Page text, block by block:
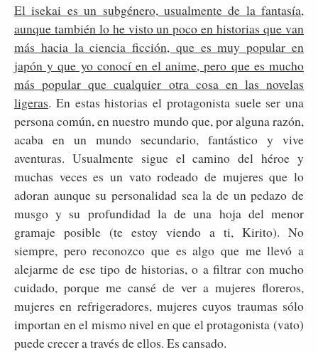
El isekai es un subgénero, usualmente de la fantasía,
aunque también lo he visto un poco en historias que van
más hacia la ciencia ficción, que es muy popular en
japón y que yo conocí en el anime, pero que es mucho
más popular que cualquier otra cosa en las novelas
ligeras. En estas historias el protagonista suele ser una
persona común, en nuestro mundo que, por alguna razón,
acaba en un mundo secundario, fantástico y vive
aventuras. Usualmente sigue el camino del héroe y
muchas veces es un vato rodeado de mujeres que lo
adoran aunque su personalidad sea la de un pedazo de
musgo y su profundidad la de una hoja del menor
gramaje posible (te estoy viendo a ti, Kirito). No
siempre, pero reconozco que es algo que me llevó a
alejarme de ese tipo de historias, o a filtrar con mucho
cuidado, porque me cansé de ver a mujeres floreros,
mujeres en refrigeradores, mujeres cuyos traumas sólo
importan en el mismo nivel en que el protagonista (vato)
puede crecer a través de ellos. Es cansado.